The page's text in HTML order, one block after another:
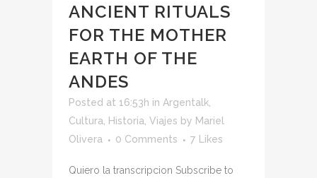
ANCIENT RITUALS
FOR THE MOTHER
EARTH OF THE
ANDES
Posted at 16:53h in Argentalk
Cultura
Historia Viajes by Mariel
Olivera
0 Comments 7 Likes
Quiero la transcripcion Subscribe to